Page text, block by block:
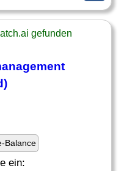
gefunden
Balance
ein: